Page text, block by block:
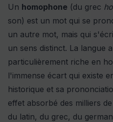
Un homophone (du grec
son) est un mot qui se
un autre mot, mais qui
un sens distinct. La langue
particulièrement riche en
l'immense écart qui existe
historique et sa
effet absorbé des milliers
du latin, du grec, du